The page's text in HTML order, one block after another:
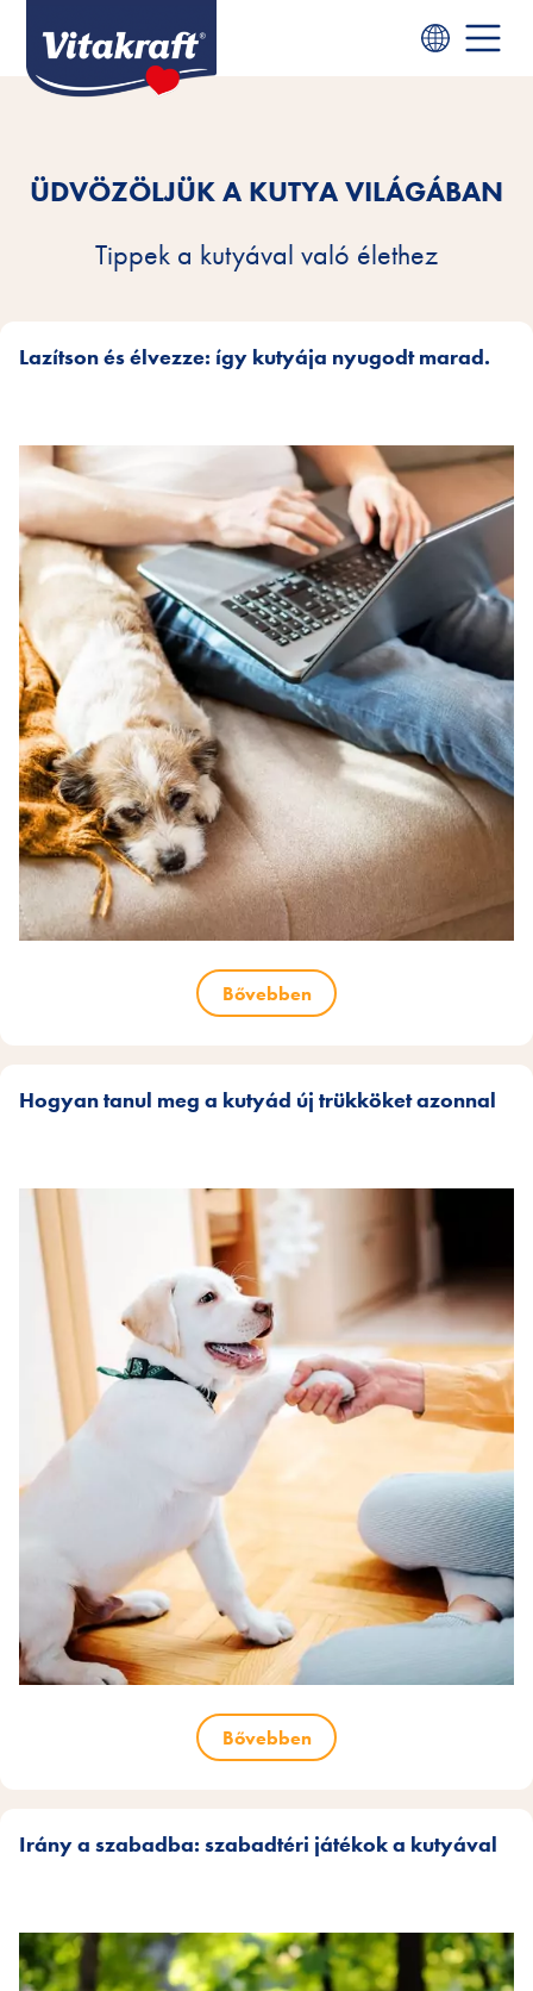
ÜDVÖZÖLJÜK A KUTYA VILÁGÁBAN
Tippek a kutyával való élethez
Lazítson és élvezze: így kutyája nyugodt marad.
Bővebben
Hogyan tanul meg a kutyád új trükköket azonnal
Bővebben
Irány a szabadba: szabadtéri játékok a kutyával